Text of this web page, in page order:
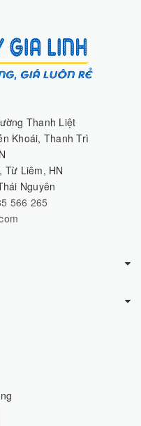
Thanh Liệt
Khoái, Thanh Trì
Từ Liêm, HN
Nguyên
566 265